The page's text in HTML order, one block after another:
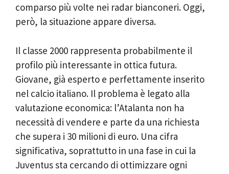
comparso più volte nei radar bianconeri. Oggi,
però, la situazione appare diversa.
Il classe 2000 rappresenta probabilmente il
profilo più interessante in ottica futura.
Giovane, già esperto e perfettamente inserito
nel calcio italiano. Il problema è legato alla
valutazione economica: l’Atalanta non ha
necessità di vendere e parte da una richiesta
che supera i 30 milioni di euro. Una cifra
significativa, soprattutto in una fase in cui la
Juventus sta cercando di ottimizzare ogni